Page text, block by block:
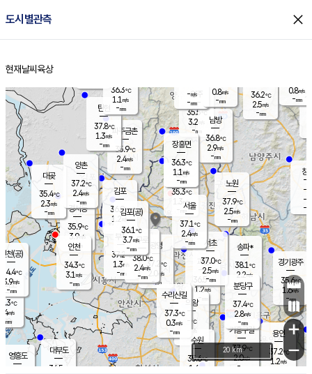
도시별관측 close
홈
현재날씨 육상
의도
℃
m/s
mm
영흥도
양주
35.5℃
3.2
-mm
과천
36.5℃
1.2m/s
- mm
용인
37.2℃
1.2m/s
경기광주
35.6℃
1.6m/s
-mm
대부도
34.5
경서동
35.9℃
3.9m/s
-mm
파주금촌
35.9℃
2.4m/s
-mm
36.2℃
2.5m/s
-mm
대곶
35.4℃
2.3m/s
-mm
창
-
-m/
-
탄현
37.8℃
1.3m/s
-mm
0.8m/s
-mm
의왕
- ℃
m/s
mm
김포
36.9℃
1.2 m/s
mm
광명
37.2 ℃
2.0 m/s
-mm
부천
37.2℃
1.3m/s
-mm
양촌
37.2℃
2.4m/s
-mm
구로
38.0℃
2.4m/s
-mm
은평
35.3℃
1.3 m/s
- mm
노원
37.9℃
2.5m/s
-mm
송파*
38.1℃
2.2m/s
-mm
서초
37.0℃
2.5m/s
-mm
남방
36.8℃
2.9m/s
-mm
기흥구갈
37.9℃
2.0m/s
-
수리산길
37.3℃
0.3m/s
-mm
분당구
37.4℃
2.8m/s
-mm
장흥면
36.3℃
1.1 m/s
-mm
-m/s
-mm
인천(공)
34.4℃
3.9m/s
-mm
김포(공)
36.1℃
3.7m/s
-mm
수원
35.6℃
1.6 m/s
인천
34.3℃
3.1 m/s
-mm
서울
37.1℃
2.4m/s
-mm
36.3℃
1.1 m/s
-mm
0.8m/s
-mm
+
−
20 km